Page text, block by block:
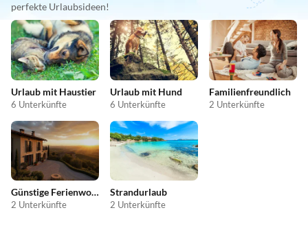
perfekte Urlaubsideen!
Urlaub mit Haustier
6 Unterkünfte
Urlaub mit Hund
6 Unterkünfte
Familienfreundlich
2 Unterkünfte
Günstige Ferienwohnungen
2 Unterkünfte
Strandurlaub
2 Unterkünfte